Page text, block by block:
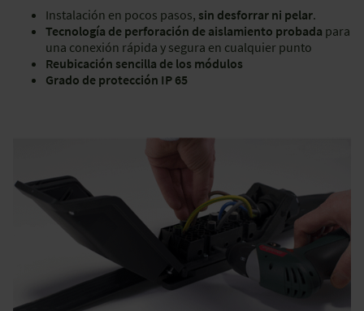
Instalación en pocos pasos, sin desforrar ni pelar.
Tecnología de perforación de aislamiento probada para
una conexión rápida y segura en cualquier punto
Reubicación sencilla de los módulos
Grado de protección IP 65